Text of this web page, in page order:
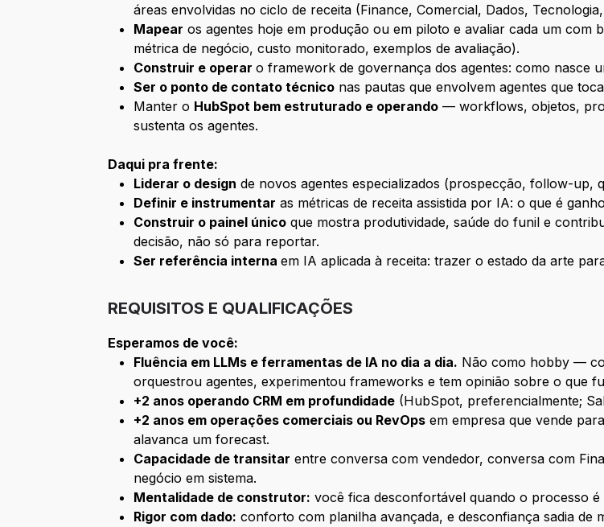
áreas envolvidas no ciclo de receita (Finance, Comercial, Dados,
Mapear os agentes hoje em produção ou em piloto e avaliar cada um com
métrica de negócio, custo monitorado, exemplos de avaliação).
Construir e operaro framework de governança dos agentes: como nasce
Ser o ponto de contato técnico nas pautas que envolvem agentes que
Manter o HubSpot bem estruturado e operando — workflows, objetos,
sustenta os agentes.
Daqui pra frente:
Liderar o design de novos agentes especializados (prospecção, follow-up,
Definir e instrumentar as métricas de receita assistida por IA: o que é
Construir o painel único que mostra produtividade, saúde do funil e
decisão, não só para reportar.
Ser referência internaem IA aplicada à receita: trazer o estado da arte
REQUISITOS E QUALIFICAÇÕES
Esperamos de você:
Fluência em LLMs e ferramentas de IA no dia a dia. Não como hobby —
orquestrou agentes, experimentou frameworks e tem opinião sobre o que
+2 anos operando CRM em profundidade (HubSpot, preferencialmente;
+2 anos em operações comerciais ou RevOps em empresa que vende
alavanca um forecast.
Capacidade de transitar entre conversa com vendedor, conversa com
negócio em sistema.
Mentalidade de construtor: você fica desconfortável quando o processo
Rigor com dado: conforto com planilha avançada, e desconfiança sadia de